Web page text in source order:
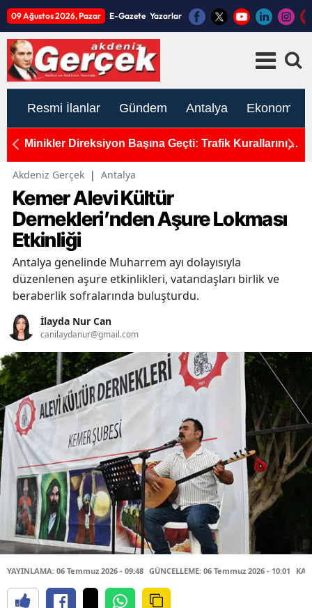
09 Ağustos 2026, Pazar E-Gazete Yazarlar
Resmi İlanlar Gündem Antalya Ekonomi
Minikler Direksiyon Başına Geçti: Trafik Kurallarını
Akdeniz Gerçek | Antalya
Kemer Alevi Kültür
Dernekleri’nden Aşure Lokması
Etkinliği
Antalya genelinde Muharrem ayı dolayısıyla
düzenlenen aşure etkinlikleri, vatandaşları birlik ve
beraberlik sofralarında buluşturdu.
İlayda Nur Can
canilaydanur@gmail.com
YAYINLAMA: 06 Temmuz 2026 - 09:48 GÜNCELLEME: 06 Temmuz 2026 - 10:01